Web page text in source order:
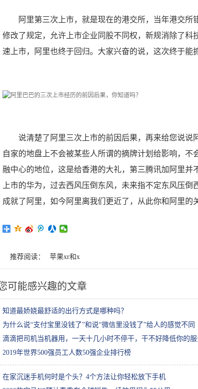
阿里第三次上市，就是现在的港交所，当年港交所
修改了规定，允许上市企业同股不同权，新规消除了科
速上市，阿里也终于回归。大家兴奋的说，这次终于能
说清楚了阿里三次上市的前因后果，再来给您说说
自家的地盘上不会被某些人所谓的摘牌计划给影响，不
融中心的地位，这是给香港的大礼，第三腾讯加阿里并
上市的华为，过去西风压倒东风，未来指不定东风压
成就了阿里，如今阿里离我们更近了，从此你和阿里的
推荐阅读： 苹果xr和x
可能感兴趣的文章
知道最娇娆最舒适的出行方式是哪种吗？
为什么说“支付宝里没钱了”和说“微信里没钱了”给人的感觉不同
滴滴把司机当机器用，一天十几小时不停干，干不好降低你的
2019年世界500强员工人数50强企业排行榜
在家沉迷手机何时是个头？4个方法让你轻松放下手机